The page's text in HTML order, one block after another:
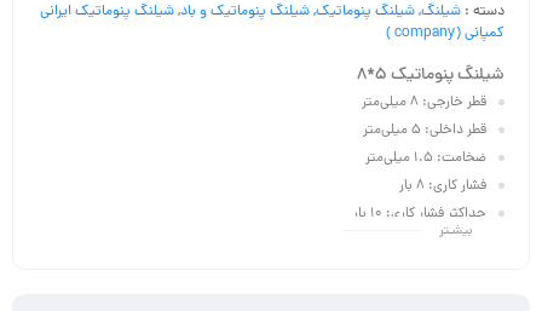
دسته : شیلنگ,شیلنگ پنوماتیک,شیلنگ پنوماتیک و باد,شیلنگ پنوماتیک ایرانی
کمپانی (company )
شیلنگ‌ پنوماتیک 5*8
قطر خارجی: 8 میلی‌متر
قطر داخلی: 5 میلی‌متر
ضخامت: 1.5 میلی‌متر
فشار کاری: 8 بار
حداکثر فشار کاری: 10 بار
فشار ترکیدگی: 25 بار
بیشـتر